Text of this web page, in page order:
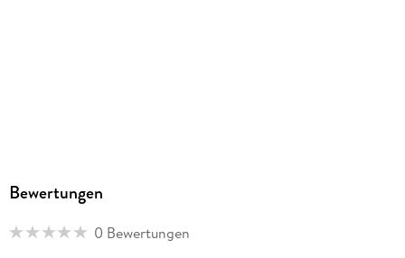
Bewertungen
0 Bewertungen